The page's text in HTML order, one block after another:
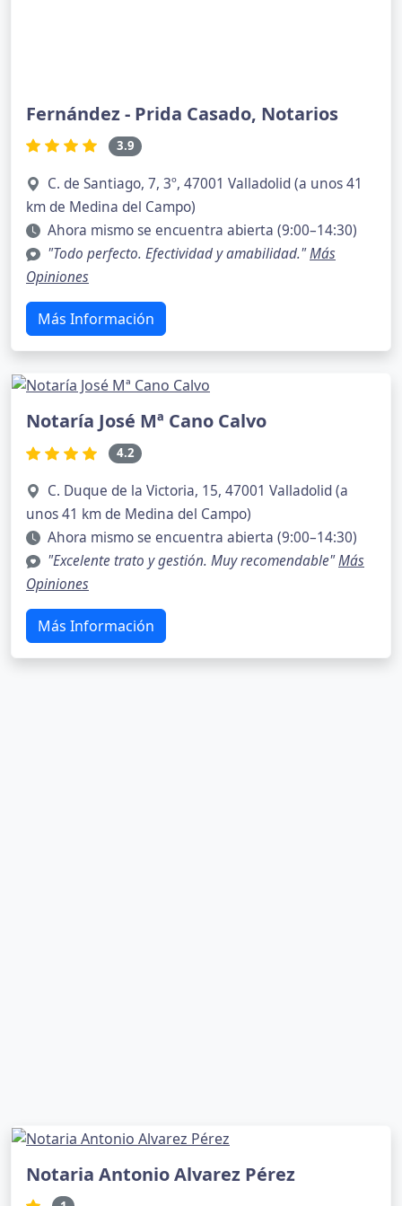
Fernández - Prida Casado, Notarios
3.9
C. de Santiago, 7, 3º, 47001 Valladolid (a unos 41
km de Medina del Campo)
Ahora mismo se encuentra abierta (9:00–14:30)
"Todo perfecto. Efectividad y amabilidad."Más
Opiniones
Más Información
Notaría José Mª Cano Calvo
4.2
C. Duque de la Victoria, 15, 47001 Valladolid (a
unos 41 km de Medina del Campo)
Ahora mismo se encuentra abierta (9:00–14:30)
"Excelente trato y gestión. Muy recomendable"Más
Opiniones
Más Información
Notaria Antonio Alvarez Pérez